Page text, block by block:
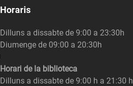
Horaris
Dilluns a dissabte de 9:00 a 23:30h
Diumenge de 09:00 a 20:30h
Horari de la biblioteca
Dilluns a dissabte de 9:00 h a 21:30 h